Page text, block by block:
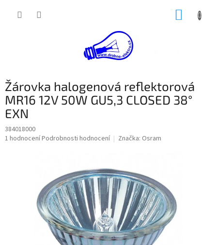
Žárovka halogenová reflektorová
MR16 12V 50W GU5,3 CLOSED 38°
EXN
384018000
Průměrné
1 hodnoceníPodrobnosti hodnocení Značka: Osram